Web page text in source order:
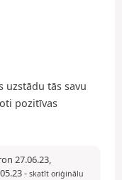
uzstādu tās savu
pozitīvas
27.06.23,
- skatīt oriģinālu